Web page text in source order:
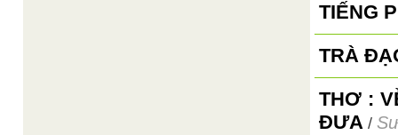
TIẾNG
TRÀ
THƠ :
ĐƯA /